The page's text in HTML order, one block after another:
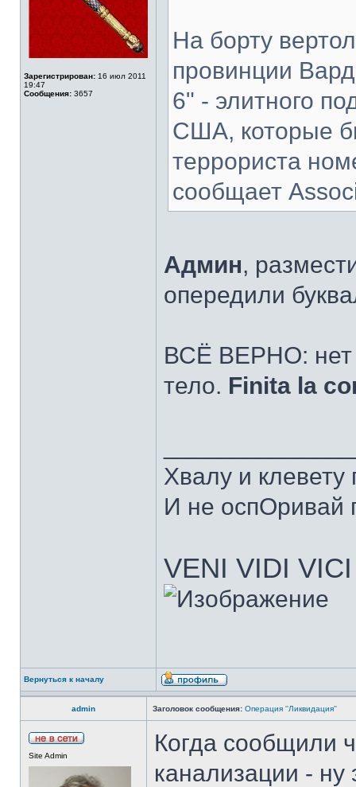
Зарегистрирован: 16 июл 2011
19:47
Сообщения: 3657
На борту
провинции
6" - элитного
США, которые
террориста
сообщает
Админ,
опередили
ВСЁ ВЕРНО: нет
тело. Finita la
Хвалу и
И не оспОривай
VENI VIDI VICI
Вернуться к началу
admin Заголовок сообщения: Операция ''Ликвидация''
Site Admin
Когда сообщили
канализации -